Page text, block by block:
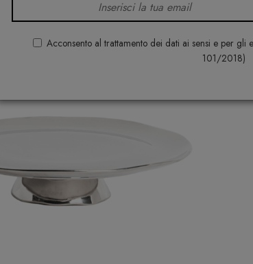
Acconsento al trattamento dei dati ai sensi e per gli
101/2018)